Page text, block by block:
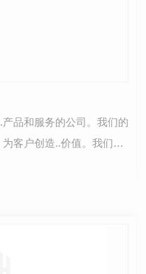
品和服务的公司。我们的
客户创造..价值。我们专
足不同客户的需…